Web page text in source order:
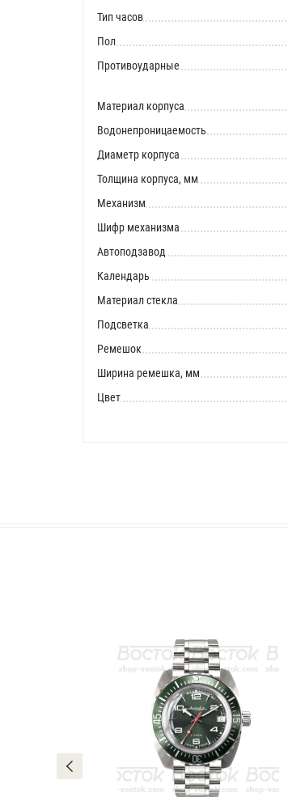
Тип часов
Пол
Противоударные
Материал корпуса
Водонепроницаемость
Диаметр корпуса
Толщина корпуса, мм
Механизм
Шифр механизма
Автоподзавод
Календарь
Материал стекла
Подсветка
Ремешок
Ширина ремешка, мм
Цвет